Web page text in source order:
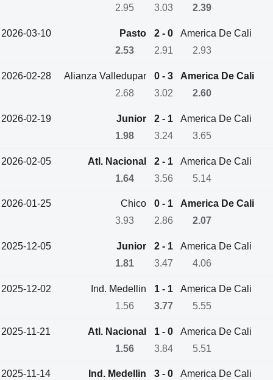
2.95
3.03 2.39
2026-03-10 Pasto 2 - 0
America De Cali
2.53
2.91 2.93
2026-02-28 Alianza Valledupar 0 - 3
America De Cali
2.68
3.02 2.60
2026-02-19 Junior 2 - 1
America De Cali
1.98
3.24 3.65
2026-02-05 Atl. Nacional 2 - 1
America De Cali
1.64
3.56 5.14
2026-01-25 Chico 0 - 1
America De Cali
3.93
2.86 2.07
2025-12-05 Junior 2 - 1
America De Cali
1.81
3.47 4.06
2025-12-02 Ind. Medellin 1 - 1
America De Cali
1.56
3.77 5.55
2025-11-21 Atl. Nacional 1 - 0
America De Cali
1.56
3.84 5.51
2025-11-14 Ind. Medellin 3 - 0
America De Cali